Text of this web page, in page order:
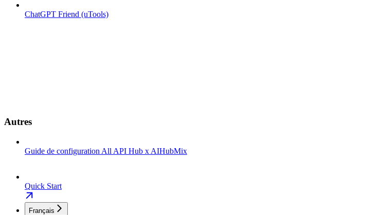
ChatGPT Friend (uTools)
Autres
Guide de configuration All API Hub x AIHubMix
Quick Start
Français